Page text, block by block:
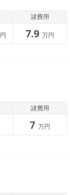
諸費用
7.9 万円
諸費用
7 万円